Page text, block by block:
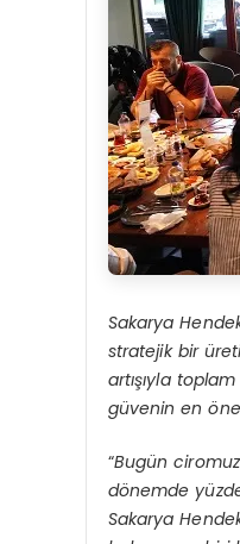
Sakarya
stratejik bir
artışıyla
güvenin en
“Bugün
dönemde
Sakarya